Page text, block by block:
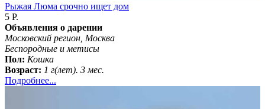
Рыжая Люма срочно ищет дом
5 Р.
Объявления о дарении
Московский регион, Москва
Беспородные и метисы
Пол: Кошка
Возраст: 1 г(лет). 3 мес.
Подробнее...